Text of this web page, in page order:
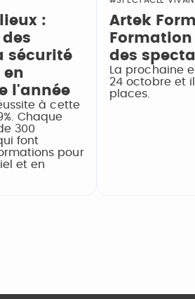
:
sécurité
en
l'année
à cette
Chaque
300
font
pour
et en
Artek
des
La prochaine
24 octobre et
places.